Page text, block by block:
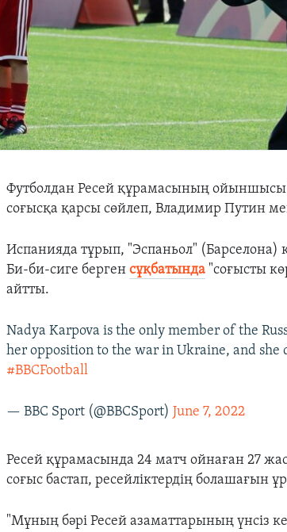
Футболдан Ресей құрамасының
соғысқа қарсы сөйлеп, Владимир Путин
Испанияда тұрып, "Эспаньол"
Би-би-сиге бергенсұқбатында "соғысты
айтты.
Nadya Karpova is the only member of the
her opposition to the war in Ukraine, and she
#BBCFootball
— BBC Sport (@BBCSport)June 7, 2022
Ресей құрамасында 24 матч ойнаған 27
соғыс бастап, ресейліктердің болашағын
"Мұның бәрі Ресей азаматтарының үнсіз